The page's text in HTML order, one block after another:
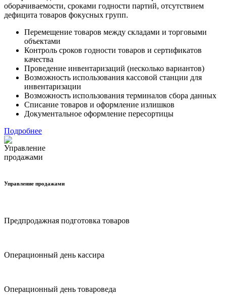
оборачиваемости, сроками годности партий, отсутствием
дефицита товаров фокусных групп.
Перемещение товаров между складами и торговыми
объектами
Контроль сроков годности товаров и сертификатов
качества
Проведение инвентаризаций (несколько вариантов)
Возможность использования кассовой станции для
инвентаризации
Возможность использования терминалов сбора данных
Списание товаров и оформление излишков
Документальное оформление пересортицы
Подробнее
Управление продажами
Предпродажная подготовка товаров
Операционный день кассира
Операционный день товароведа